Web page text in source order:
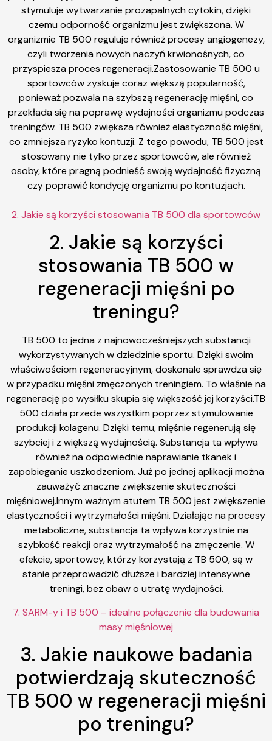
stymuluje wytwarzanie prozapalnych cytokin, dzięki
czemu odporność organizmu jest zwiększona. W
organizmie TB 500 reguluje również procesy angiogenezy,
czyli tworzenia nowych naczyń krwionośnych, co
przyspiesza proces regeneracji.Zastosowanie TB 500 u
sportowców zyskuje coraz większą popularność,
ponieważ pozwala na szybszą regenerację mięśni, co
przekłada się na poprawę wydajności organizmu podczas
treningów. TB 500 zwiększa również elastyczność mięśni,
co zmniejsza ryzyko kontuzji. Z tego powodu, TB 500 jest
stosowany nie tylko przez sportowców, ale również
osoby, które pragną podnieść swoją wydajność fizyczną
czy poprawić kondycję organizmu po kontuzjach.
2. Jakie są korzyści stosowania TB 500 dla sportowców
2. Jakie są korzyści
stosowania TB 500 w
regeneracji mięśni po
treningu?
TB 500 to jedna z najnowocześniejszych substancji
wykorzystywanych w dziedzinie sportu. Dzięki swoim
właściwościom regeneracyjnym, doskonale sprawdza się
w przypadku mięśni zmęczonych treningiem. To właśnie na
regenerację po wysiłku skupia się większość jej korzyści.TB
500 działa przede wszystkim poprzez stymulowanie
produkcji kolagenu. Dzięki temu, mięśnie regenerują się
szybciej i z większą wydajnością. Substancja ta wpływa
również na odpowiednie naprawianie tkanek i
zapobieganie uszkodzeniom. Już po jednej aplikacji można
zauważyć znaczne zwiększenie skuteczności
mięśniowej.Innym ważnym atutem TB 500 jest zwiększenie
elastyczności i wytrzymałości mięśni. Działając na procesy
metaboliczne, substancja ta wpływa korzystnie na
szybkość reakcji oraz wytrzymałość na zmęczenie. W
efekcie, sportowcy, którzy korzystają z TB 500, są w
stanie przeprowadzić dłuższe i bardziej intensywne
treningi, bez obaw o utratę wydajności.
7. SARM-y i TB 500 – idealne połączenie dla budowania
masy mięśniowej
3. Jakie naukowe badania
potwierdzają skuteczność
TB 500 w regeneracji mięśni
po treningu?